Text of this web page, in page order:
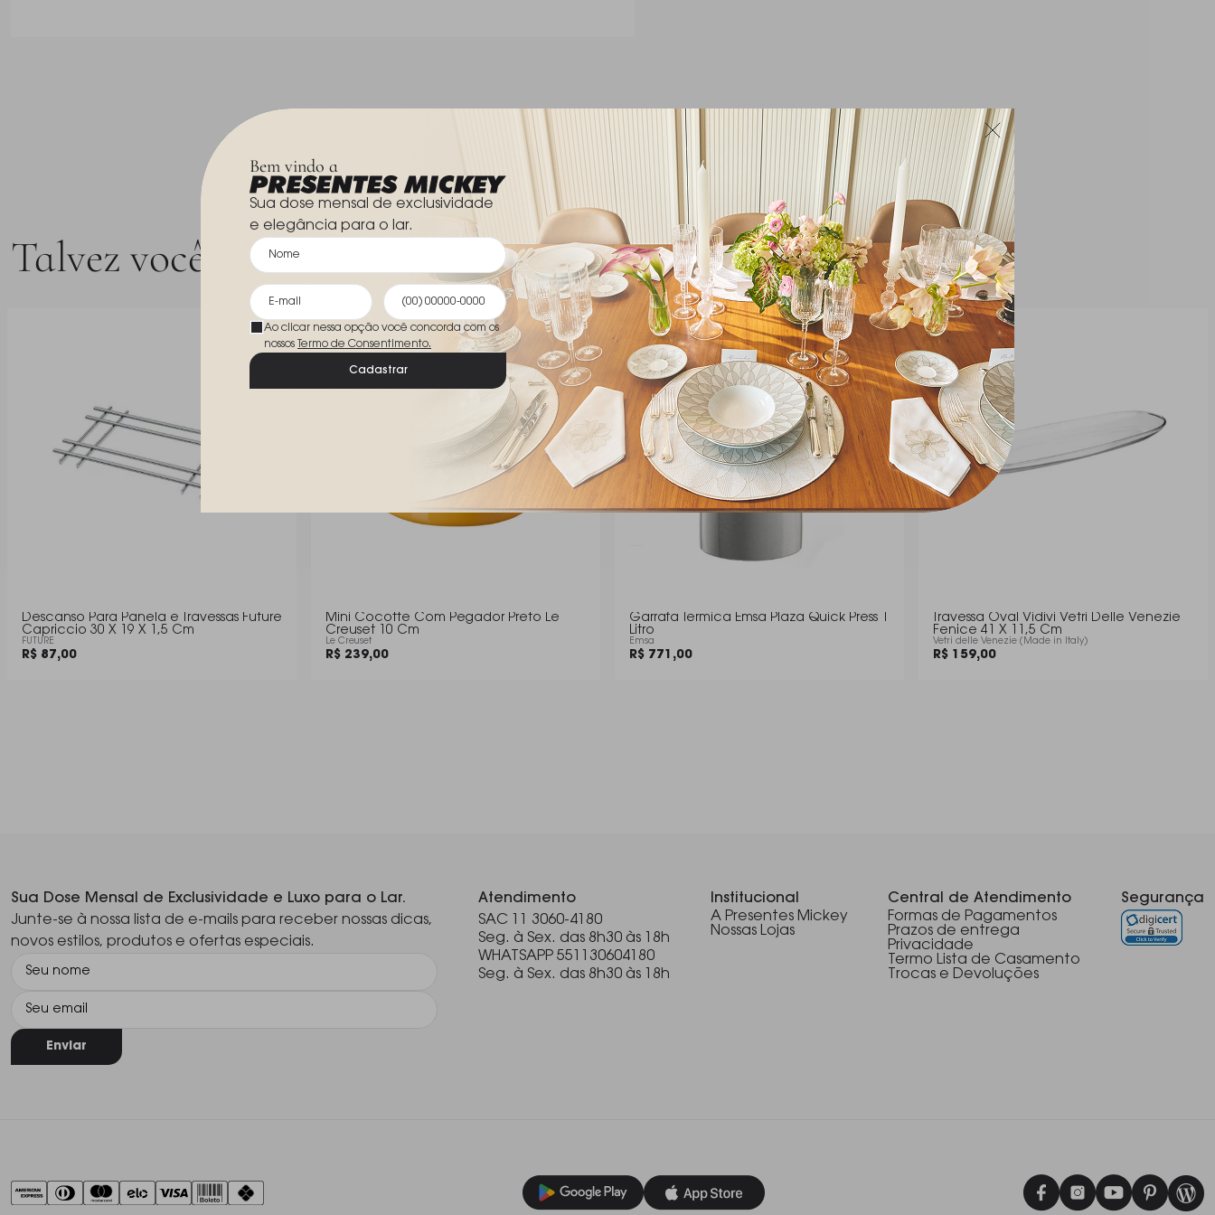
Bem vindo a
Sua dose mensal de exclusividade
e elegância para o lar.
Ao clicar nessa opção você concorda com os
nossos Termo de Consentimento.
Cadastrar
Talvez você goste
Descanso Para Panela e Travessas Future
Capriccio 30 X 19 X 1,5 Cm
FUTURE
R$ 87,00
Mini Cocotte Com Pegador Preto Le
Creuset 10 Cm
Le Creuset
R$ 239,00
Garrafa Termica Emsa Plaza Quick Press 1
Litro
Emsa
R$ 771,00
Travessa Oval Vidivi Vetri Delle Venezie
Fenice 41 X 11,5 Cm
Vetri delle Venezie (Made in Italy)
R$ 159,00
Sua Dose Mensal de Exclusividade e Luxo para o Lar.
Junte-se à nossa lista de e-mails para receber nossas dicas,
novos estilos, produtos e ofertas especiais.
Enviar
Atendimento
SAC 11 3060-4180
Seg. à Sex. das 8h30 às 18h
WHATSAPP 551130604180
Seg. à Sex. das 8h30 às 18h
Institucional
A Presentes Mickey
Nossas Lojas
Central de Atendimento
Formas de Pagamentos
Prazos de entrega
Privacidade
Termo Lista de Casamento
Trocas e Devoluções
Segurança